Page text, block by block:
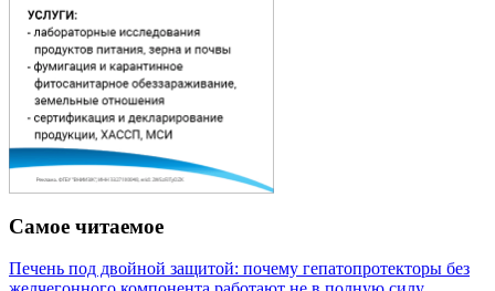
Самое читаемое
Печень под двойной защитой: почему гепатопротекторы без